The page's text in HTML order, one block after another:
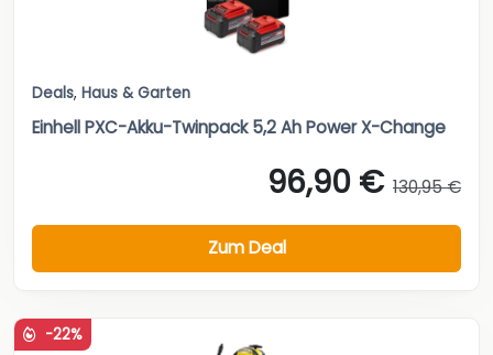
Deals, Haus & Garten
Einhell PXC-Akku-Twinpack 5,2 Ah Power X-Change
96,90 € 130,95 €
Zum Deal
-22%